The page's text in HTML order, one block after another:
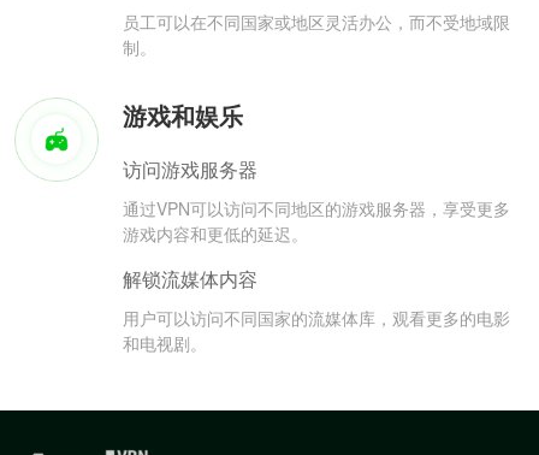
员工可以在不同国家或地区灵活办公，而不受地域限
制。
游戏和娱乐
访问游戏服务器
通过VPN可以访问不同地区的游戏服务器，享受更多
游戏内容和更低的延迟。
解锁流媒体内容
用户可以访问不同国家的流媒体库，观看更多的电影
和电视剧。